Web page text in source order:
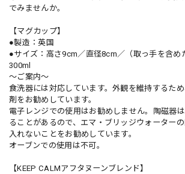
でみませんか。
【マグカップ】
●製造：英国
●サイズ：高さ9cm／直径8cm／（取っ手を含め
300ml
〜ご案内〜
食洗器には対応しています。外観を維持するた
剤をお勧めしています。
電子レンジでの使用はお勧めしません。陶磁器
ることがあるので、エマ・ブリッジウォーター
入れないことをお勧めしています。
オーブンでの使用は不可。
【KEEP CALMアフタヌーンブレンド】